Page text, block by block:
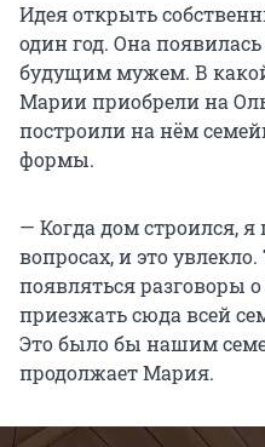
Идея открыть
один год. Она
будущим мужем. В
Марии приобрели на
построили на нём
формы.
— Когда дом строился,
вопросах, и это
появляться разговоры
приезжать сюда всей
Это было бы нашим
продолжает Мария.